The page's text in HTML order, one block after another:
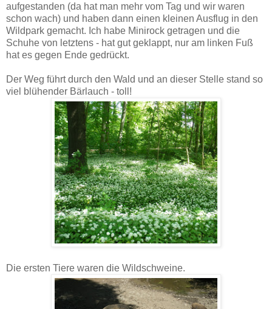
aufgestanden (da hat man mehr vom Tag und wir waren
schon wach) und haben dann einen kleinen Ausflug in den
Wildpark gemacht. Ich habe Minirock getragen und die
Schuhe von letztens - hat gut geklappt, nur am linken Fuß
hat es gegen Ende gedrückt.
Der Weg führt durch den Wald und an dieser Stelle stand so
viel blühender Bärlauch - toll!
Die ersten Tiere waren die Wildschweine.